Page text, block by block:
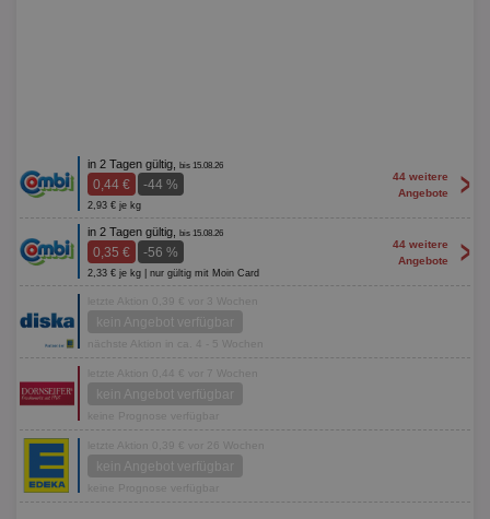
in 2 Tagen gültig, bis 15.08.26
0,44 € -44 %
2,93 € je kg
44 weitere
Angebote
>
in 2 Tagen gültig, bis 15.08.26
0,35 € -56 %
2,33 € je kg | nur gültig mit Moin Card
44 weitere
Angebote
>
letzte Aktion 0,39 € vor 3 Wochen
kein Angebot verfügbar
nächste Aktion in ca. 4 - 5 Wochen
letzte Aktion 0,44 € vor 7 Wochen
kein Angebot verfügbar
keine Prognose verfügbar
letzte Aktion 0,39 € vor 26 Wochen
kein Angebot verfügbar
keine Prognose verfügbar